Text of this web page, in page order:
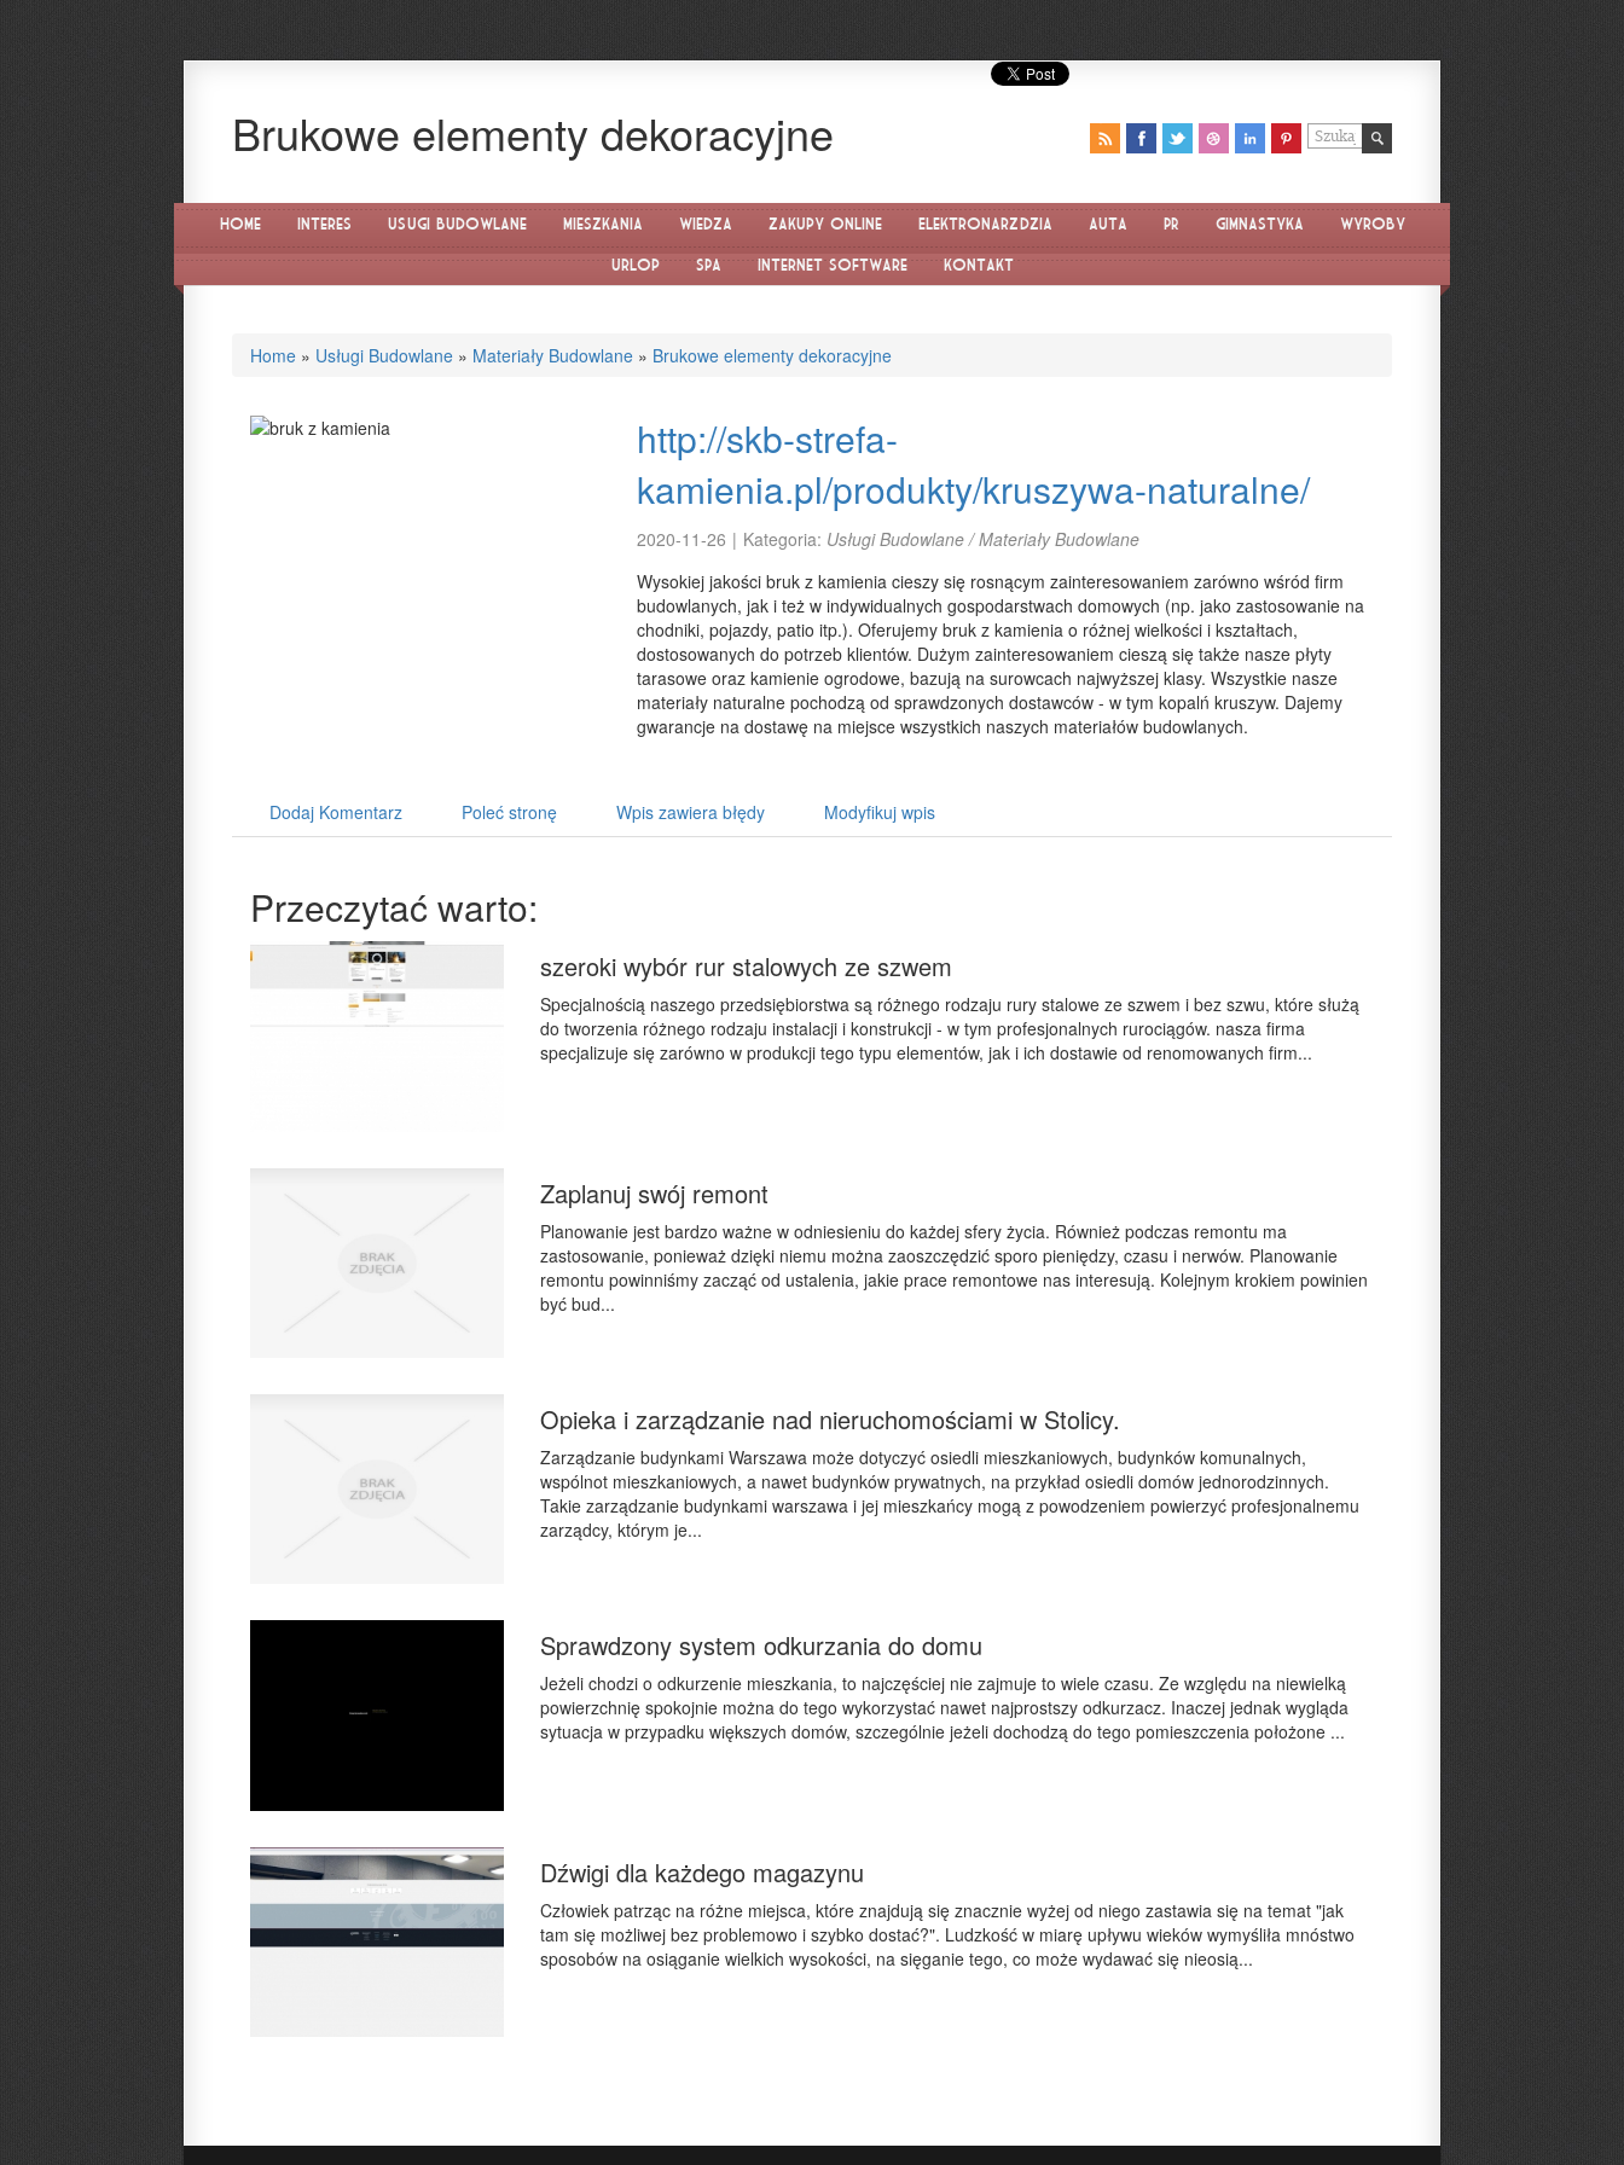
Brukowe elementy dekoracyjne
Home Interes Usługi Budowlane Mieszkania Wiedza Zakupy Online Elektronarzędzia Auta PR Gimnastyka Wyroby
Urlop SPA Internet Software Kontakt
Home » Usługi Budowlane » Materiały Budowlane » Brukowe elementy dekoracyjne
http://skb-strefa-
kamienia.pl/produkty/kruszywa-naturalne/
2020-11-26 | Kategoria: Usługi Budowlane / Materiały Budowlane
Wysokiej jakości bruk z kamienia cieszy się rosnącym zainteresowaniem zarówno wśród firm
budowlanych, jak i też w indywidualnych gospodarstwach domowych (np. jako zastosowanie na
chodniki, pojazdy, patio itp.). Oferujemy bruk z kamienia o różnej wielkości i kształtach,
dostosowanych do potrzeb klientów. Dużym zainteresowaniem cieszą się także nasze płyty
tarasowe oraz kamienie ogrodowe, bazują na surowcach najwyższej klasy. Wszystkie nasze
materiały naturalne pochodzą od sprawdzonych dostawców - w tym kopalń kruszyw. Dajemy
gwarancje na dostawę na miejsce wszystkich naszych materiałów budowlanych.
Dodaj Komentarz Poleć stronę Wpis zawiera błędy Modyfikuj wpis
Przeczytać warto:
szeroki wybór rur stalowych ze szwem
Specjalnością naszego przedsiębiorstwa są różnego rodzaju rury stalowe ze szwem i bez szwu, które służą
do tworzenia różnego rodzaju instalacji i konstrukcji - w tym profesjonalnych rurociągów. nasza firma
specjalizuje się zarówno w produkcji tego typu elementów, jak i ich dostawie od renomowanych firm...
Zaplanuj swój remont
Planowanie jest bardzo ważne w odniesieniu do każdej sfery życia. Również podczas remontu ma
zastosowanie, ponieważ dzięki niemu można zaoszczędzić sporo pieniędzy, czasu i nerwów. Planowanie
remontu powinniśmy zacząć od ustalenia, jakie prace remontowe nas interesują. Kolejnym krokiem powinien
być bud...
Opieka i zarządzanie nad nieruchomościami w Stolicy.
Zarządzanie budynkami Warszawa może dotyczyć osiedli mieszkaniowych, budynków komunalnych,
wspólnot mieszkaniowych, a nawet budynków prywatnych, na przykład osiedli domów jednorodzinnych.
Takie zarządzanie budynkami warszawa i jej mieszkańcy mogą z powodzeniem powierzyć profesjonalnemu
zarządcy, którym je...
Sprawdzony system odkurzania do domu
Jeżeli chodzi o odkurzenie mieszkania, to najczęściej nie zajmuje to wiele czasu. Ze względu na niewielką
powierzchnię spokojnie można do tego wykorzystać nawet najprostszy odkurzacz. Inaczej jednak wygląda
sytuacja w przypadku większych domów, szczególnie jeżeli dochodzą do tego pomieszczenia położone ...
Dźwigi dla każdego magazynu
Człowiek patrząc na różne miejsca, które znajdują się znacznie wyżej od niego zastawia się na temat "jak
tam się możliwej bez problemowo i szybko dostać?". Ludzkość w miarę upływu wieków wymyśliła mnóstwo
sposobów na osiąganie wielkich wysokości, na sięganie tego, co może wydawać się nieosią...